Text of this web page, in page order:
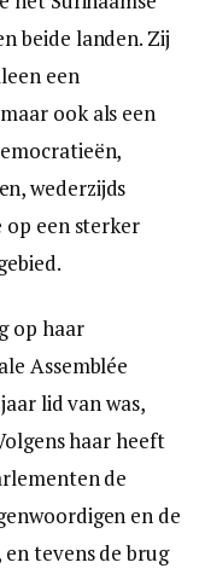
beide landen. Zij
een
ook als een
wederzijds
op een sterker
op haar
Assemblée
lid van was,
haar heeft
de
en de
tevens de brug